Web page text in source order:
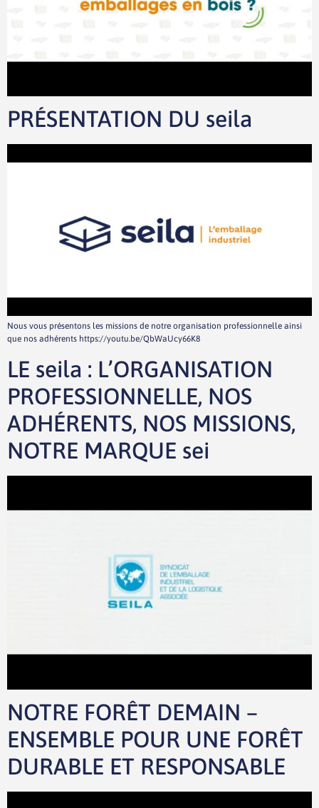
PRÉSENTATION DU seila
Nous vous présentons les missions de notre organisation professionnelle ainsi
que nos adhérents https://youtu.be/QbWaUcy66K8
LE seila : L’ORGANISATION
PROFESSIONNELLE, NOS
ADHÉRENTS, NOS MISSIONS,
NOTRE MARQUE sei
NOTRE FORÊT DEMAIN –
ENSEMBLE POUR UNE FORÊT
DURABLE ET RESPONSABLE